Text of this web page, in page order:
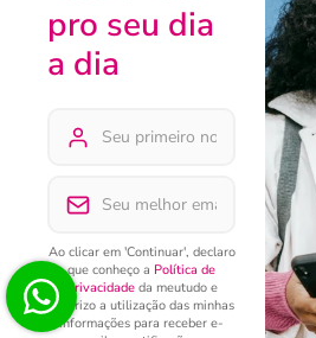
pro seu dia
a dia
Ao clicar em 'Continuar', declaro
que conheço a Política de
Privacidadeda meutudo e
autorizo a utilização das minhas
informações para receber e-